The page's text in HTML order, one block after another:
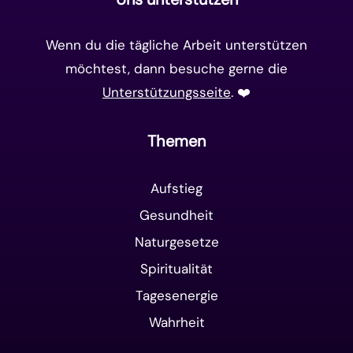
Wenn du die tägliche Arbeit unterstützen
möchtest, dann besuche gerne die
Unterstützungsseite. ❤️️
Themen
Aufstieg
Gesundheit
Naturgesetze
Spiritualität
Tagesenergie
Wahrheit